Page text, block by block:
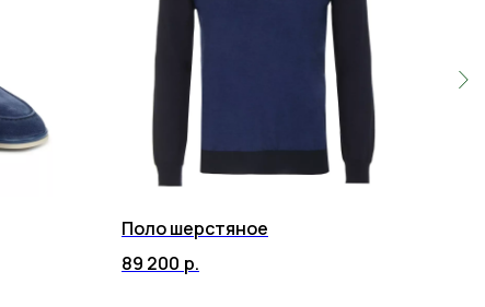
Поло шерстяное
89 200 р.